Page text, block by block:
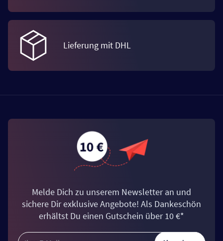
Lieferung mit DHL
Melde Dich zu unserem Newsletter an und
sichere Dir exklusive Angebote! Als Dankeschön
erhältst Du einen Gutschein über 10 €*